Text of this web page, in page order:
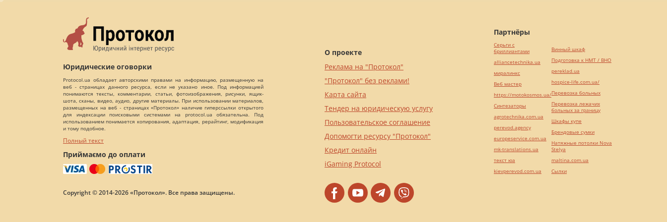
Юридические оговорки
Protocol.ua обладает авторскими правами на информацию, размещенную на
веб - страницах данного ресурса, если не указано иное. Под информацией
понимаются тексты, комментарии, статьи, фотоизображения, рисунки, ящик-
шота, сканы, видео, аудио, другие материалы. При использовании материалов,
размещенных на веб - страницах «Протокол» наличие гиперссылки открытого
для индексации поисковыми системами на protocol.ua обязательна. Под
использованием понимается копирования, адаптация, рерайтинг, модификация
и тому подобное.
Полный текст
Приймаємо до оплати
Copyright © 2014-2026 «Протокол». Все права защищены.
О проекте
Реклама на "Протокол"
"Протокол" без реклами!
Карта сайта
Тендер на юридическую услугу
Пользовательское соглашение
Допомогти ресурсу "Протокол"
Кредит онлайн
iGaming Protocol
Партнёры
Серьги с
бриллиантами
alliancetechnika.ua
миралинкс
Веб мастер
https://motokosmos.ua/
Синтезаторы
agrotechnika.com.ua
perevod.agency
europeservice.com.ua
mk-translations.ua
текст юа
kievperevod.com.ua
Винный шкаф
Подготовка к НМТ / ВНО
pereklad.ua
hospice-life.com.ua/
Перевозка больных
Перевозка лежачих
больных за границу
Шкафы купе
Брендовые сумки
Натяжные потолки Nova
Stelya
maltina.com.ua
Cылки